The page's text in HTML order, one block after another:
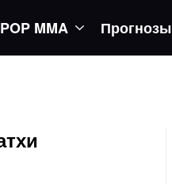
POP MMA Прогнозы